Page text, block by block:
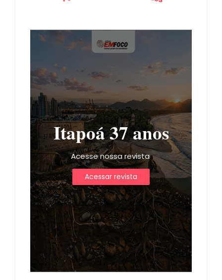
Itapoá 37 anos
Acesse nossa revista
Acessar revista